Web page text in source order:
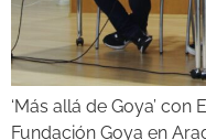
‘Más allá de Goya’
Fundación Goya en